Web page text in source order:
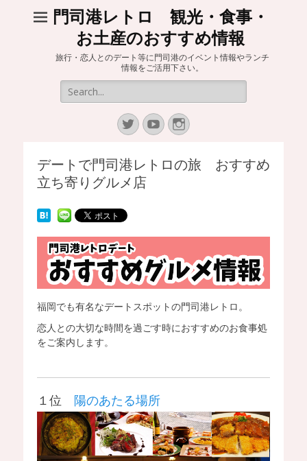
門司港レトロ 観光・食事・
お土産のおすすめ情報
旅行・恋人とのデート等に門司港のイベント情報やランチ
情報をご活用下さい。
Search
for:
TwitterYouTubeInstagram
デートで門司港レトロの旅 おすすめ
立ち寄りグルメ店
福岡でも有名なデートスポットの門司港レトロ。
恋人との大切な時間を過ごす時におすすめのお食事処
をご案内します。
１位 陽のあたる場所